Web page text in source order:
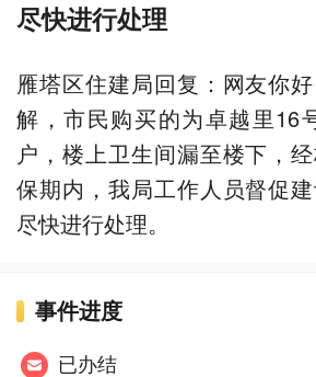
尽快进行处理
雁塔区住建局回复：网友你
解，市民购买的为卓越里16
户，楼上卫生间漏至楼下，
保期内，我局工作人员督促
尽快进行处理。
事件进度
已办结